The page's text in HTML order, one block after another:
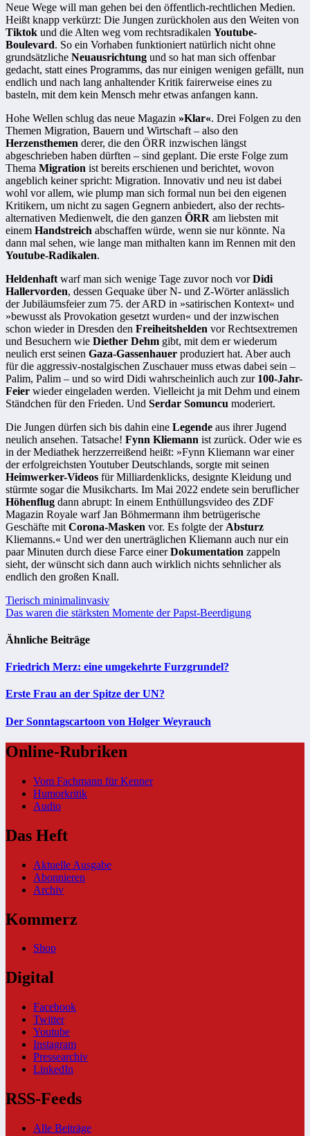
Neue Wege will man gehen bei den öffentlich-rechtlichen Medien.
Heißt knapp verkürzt: Die Jungen zurückholen aus den Weiten von
Tiktok und die Alten weg vom rechtsradikalen Youtube-
Boulevard. So ein Vorhaben funktioniert natürlich nicht ohne
grundsätzliche Neuausrichtung und so hat man sich offenbar
gedacht, statt eines Programms, das nur einigen wenigen gefällt, nun
endlich und nach lang anhaltender Kritik fairerweise eines zu
basteln, mit dem kein Mensch mehr etwas anfangen kann.
Hohe Wellen schlug das neue Magazin »Klar«. Drei Folgen zu den
Themen Migration, Bauern und Wirtschaft – also den
Herzensthemen derer, die den ÖRR inzwischen längst
abgeschrieben haben dürften – sind geplant. Die erste Folge zum
Thema Migration ist bereits erschienen und berichtet, wovon
angeblich keiner spricht: Migration. Innovativ und neu ist dabei
wohl vor allem, wie plump man sich formal nun bei den eigenen
Kritikern, um nicht zu sagen Gegnern anbiedert, also der rechts-
alternativen Medienwelt, die den ganzen ÖRR am liebsten mit
einem Handstreich abschaffen würde, wenn sie nur könnte. Na
dann mal sehen, wie lange man mithalten kann im Rennen mit den
Youtube-Radikalen.
Heldenhaft warf man sich wenige Tage zuvor noch vorDidi
Hallervorden, dessen Gequake über N- und Z-Wörter anlässlich
der Jubiläumsfeier zum 75. der ARD in »satirischen Kontext« und
»bewusst als Provokation gesetzt wurden« und der inzwischen
schon wieder in Dresden den Freiheitshelden vor Rechtsextremen
und Besuchern wie Diether Dehm gibt, mit dem er wiederum
neulich erst seinen Gaza-Gassenhauer produziert hat. Aber auch
für die aggressiv-nostalgischen Zuschauer muss etwas dabei sein –
Palim, Palim – und so wird Didi wahrscheinlich auch zur 100-Jahr-
Feier wieder eingeladen werden. Vielleicht ja mit Dehm und einem
Ständchen für den Frieden. Und Serdar Somuncu moderiert.
Die Jungen dürfen sich bis dahin eine Legende aus ihrer Jugend
neulich ansehen. Tatsache! Fynn Kliemann ist zurück. Oder wie es
in der Mediathek herzzerreißend heißt: »Fynn Kliemann war einer
der erfolgreichsten Youtuber Deutschlands, sorgte mit seinen
Heimwerker-Videos für Milliardenklicks, designte Kleidung und
stürmte sogar die Musikcharts. Im Mai 2022 endete sein beruflicher
Höhenflug dann abrupt: In einem Enthüllungsvideo des ZDF
Magazin Royale warf Jan Böhmermann ihm betrügerische
Geschäfte mit Corona-Masken vor. Es folgte der Absturz
Kliemanns.« Und wer den unerträglichen Kliemann auch nur ein
paar Minuten durch diese Farce einerDokumentation zappeln
sieht, der wünscht sich dann auch wirklich nichts sehnlicher als
endlich den großen Knall.
Beitragsnavigation
Tierisch minimalinvasiv
Das waren die stärksten Momente der Papst-Beerdigung
Ähnliche Beiträge
Friedrich Merz: eine umgekehrte Furzgrundel?
Erste Frau an der Spitze der UN?
Der Sonntagscartoon von Holger Weyrauch
Online-Rubriken
Vom Fachmann für Kenner
Humorkritik
Audio
Das Heft
Aktuelle Ausgabe
Abonnieren
Archiv
Kommerz
Shop
Digital
Facebook
Twitter
Youtube
Instagram
Pressearchiv
LinkedIn
RSS-Feeds
Alle Beiträge